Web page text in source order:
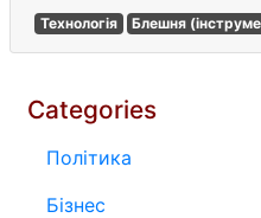
Технологія Блешня
Categories
Політика
Бізнес